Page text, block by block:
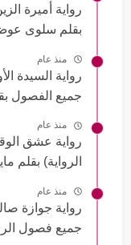
رواية أميرة
بقلم سلوى
منذ عام
رواية السيدة
جميع الفصول
منذ عام
رواية عشق
الرواية) بقلم
منذ عام
رواية جوازة
جميع فصول